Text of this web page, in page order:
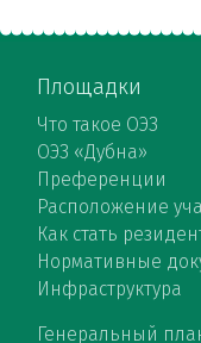
Площадки
Что такое ОЭЗ
ОЭЗ «Дубна»
Преференции
Расположение
Как стать
Нормативные
Инфраструктура
Генеральный